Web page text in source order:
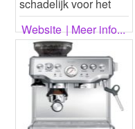
schadelijk voor het
gebit. Het tandvlees
kan ...
Website | Meer info...